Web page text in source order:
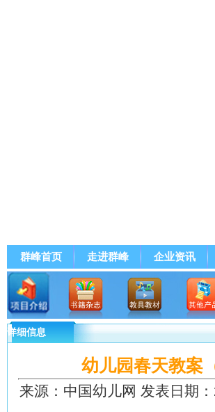
群峰首页 走进群峰 企业资讯
群峰直播
详细信息
幼儿园春天教案
来源：中国幼儿网 发表日期